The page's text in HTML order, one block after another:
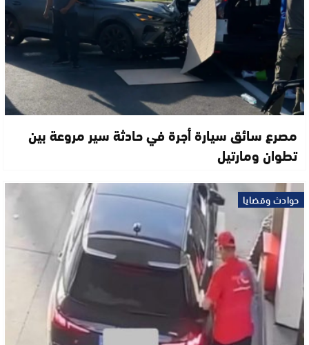
مصرع سائق سيارة أجرة في حادثة سير مروعة بين
تطوان ومارتيل
حوادث وقضايا